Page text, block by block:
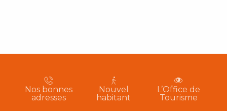
Nos bonnes
adresses
Nouvel
habitant
L’Office de
Tourisme